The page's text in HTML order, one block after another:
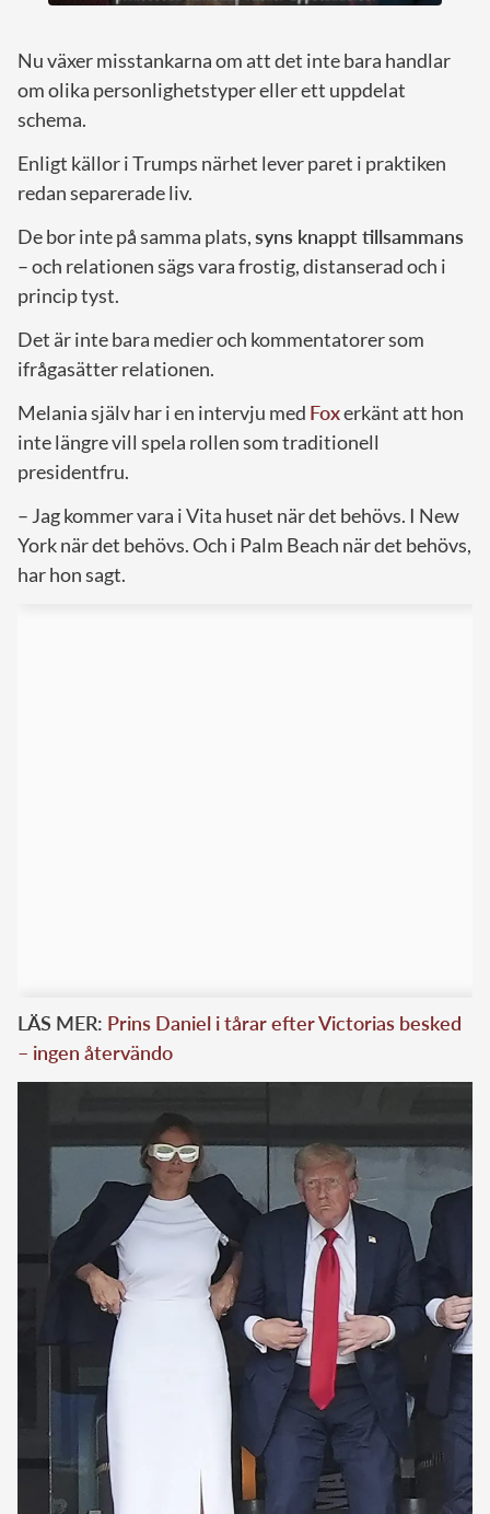
Nu växer misstankarna om att det inte bara handlar
om olika personlighetstyper eller ett uppdelat
schema.
Enligt källor i Trumps närhet lever paret i praktiken
redan separerade liv.
De bor inte på samma plats,syns knappt tillsammans
– och relationen sägs vara frostig, distanserad och i
princip tyst.
Det är inte bara medier och kommentatorer som
ifrågasätter relationen.
Melania själv har i en intervju med Foxerkänt att hon
inte längre vill spela rollen som traditionell
presidentfru.
– Jag kommer vara i Vita huset när det behövs. I New
York när det behövs. Och i Palm Beach när det behövs,
har hon sagt.
LÄS MER: Prins Daniel i tårar efter Victorias besked
– ingen återvändo